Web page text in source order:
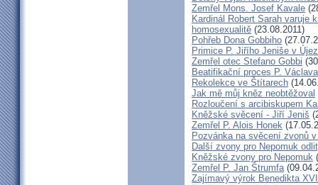
Zemřel Mons. Josef Kavale
Kardinál Robert Sarah varuje
homosexualitě (23.08.2011)
Pohřeb Dona Gobbiho
Primice P. Jiřího Jeniše v
Zemřel otec Stefano Gobbi
Beatifikační proces P.
Rekolekce ve Štítarech
Jak mě můj kněz neobtěžoval
Rozloučení s arcibiskupem
Kněžské svěcení - Jiří Jeniš
Zemřel P. Alois Honek
Pozvánka na svěcení zvonů
Další zvony pro Nepomuk
Kněžské zvony pro Nepomuk
Zemřel P. Jan Štrumfa
Zajímavý výrok Benedikta